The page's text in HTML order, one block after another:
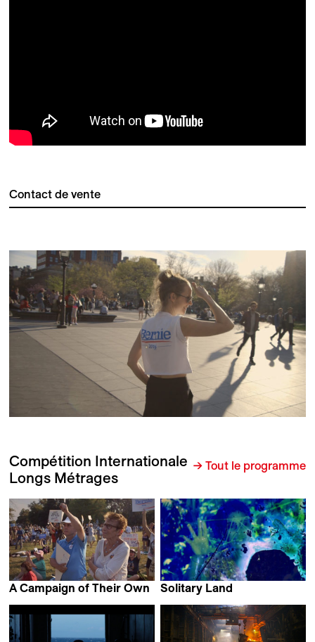
Contact de vente
Compétition Internationale
Longs Métrages
→ Tout le programme
A Campaign of Their Own
David Mitchell
Solitary Land